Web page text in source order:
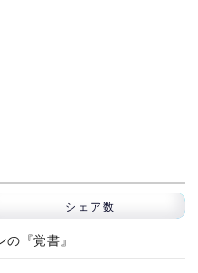
シェア数
『覚書』